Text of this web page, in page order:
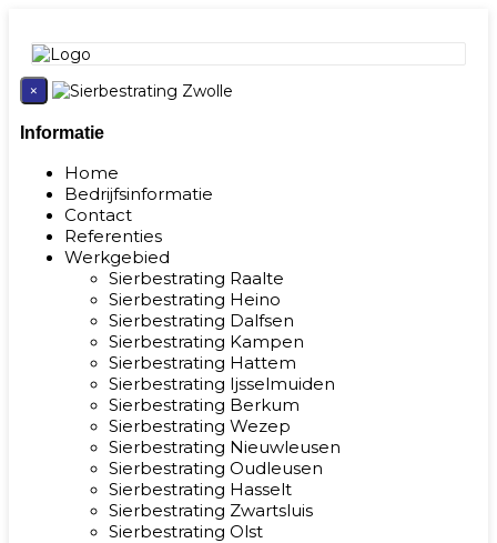
×
Informatie
Home
Bedrijfsinformatie
Contact
Referenties
Werkgebied
Sierbestrating Raalte
Sierbestrating Heino
Sierbestrating Dalfsen
Sierbestrating Kampen
Sierbestrating Hattem
Sierbestrating Ijsselmuiden
Sierbestrating Berkum
Sierbestrating Wezep
Sierbestrating Nieuwleusen
Sierbestrating Oudleusen
Sierbestrating Hasselt
Sierbestrating Zwartsluis
Sierbestrating Olst